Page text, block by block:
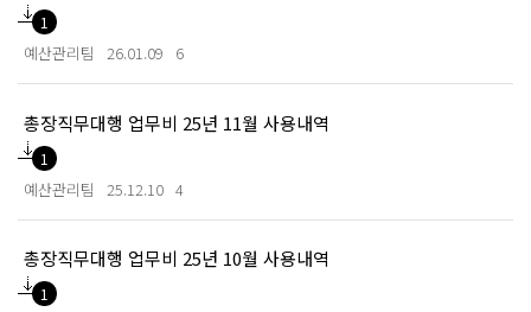
1
예산관리팀 26.01.09 6
총장직무대행 업무비 25년 11월 사용내역
1
예산관리팀 25.12.10 4
총장직무대행 업무비 25년 10월 사용내역
1